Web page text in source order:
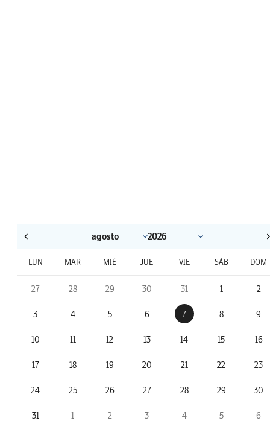
LUN MAR MIÉ JUE VIE SÁB DOM
27 28 29 30 31 1 2
3 4 5 6 7 8 9
10 11 12 13 14 15 16
17 18 19 20 21 22 23
24 25 26 27 28 29 30
31 1 2 3 4 5 6